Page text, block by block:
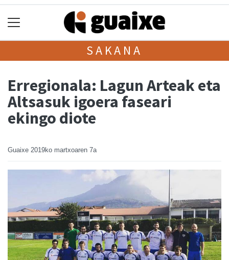
SAKANA
Erregionala: Lagun Arteak eta
Altsasuk igoera faseari
ekingo diote
Guaixe 2019ko martxoaren 7a